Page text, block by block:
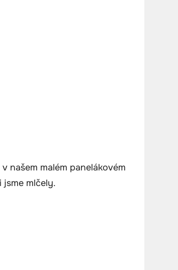
našem malém panelákovém
jsme mlčely.